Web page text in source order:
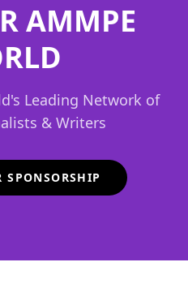
AMMPE
Leading Network of
& Writers
SPONSORSHIP